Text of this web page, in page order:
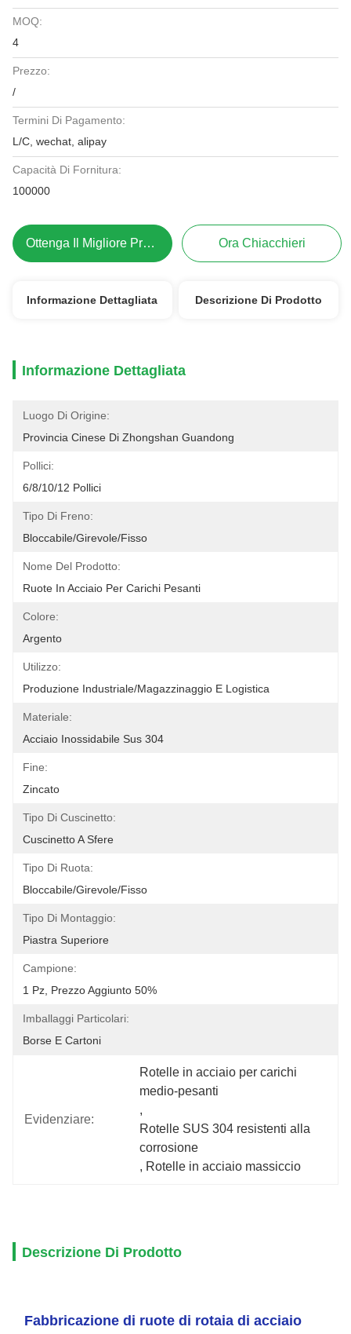
MOQ:
4
Prezzo:
/
Termini Di Pagamento:
L/C, wechat, alipay
Capacità Di Fornitura:
100000
Ottenga Il Migliore Prezzo Ora Chiacchieri
Informazione Dettagliata Descrizione Di Prodotto
Informazione Dettagliata
Luogo Di Origine:
Provincia Cinese Di Zhongshan Guandong
Pollici:
6/8/10/12 Pollici
Tipo Di Freno:
Bloccabile/girevole/fisso
Nome Del Prodotto:
Ruote In Acciaio Per Carichi Pesanti
Colore:
Argento
Utilizzo:
Produzione Industriale/magazzinaggio E Logistica
Materiale:
Acciaio Inossidabile Sus 304
Fine:
Zincato
Tipo Di Cuscinetto:
Cuscinetto A Sfere
Tipo Di Ruota:
Bloccabile/girevole/fisso
Tipo Di Montaggio:
Piastra Superiore
Campione:
1 Pz, Prezzo Aggiunto 50%
Imballaggi Particolari:
Borse E Cartoni
Evidenziare:
Rotelle in acciaio per carichi
medio-pesanti
,
Rotelle SUS 304 resistenti alla
corrosione
, Rotelle in acciaio massiccio
Descrizione Di Prodotto
Fabbricazione di ruote di rotaia di acciaio